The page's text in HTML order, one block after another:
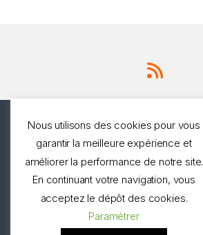
nous!
0327973537
Nous utilisons des cookies pour vous
garantir la meilleure expérience et
améliorer la performance de notre site.
En continuant votre navigation, vous
acceptez le dépôt des cookies.
Paramétrer